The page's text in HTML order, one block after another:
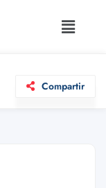
Compartir